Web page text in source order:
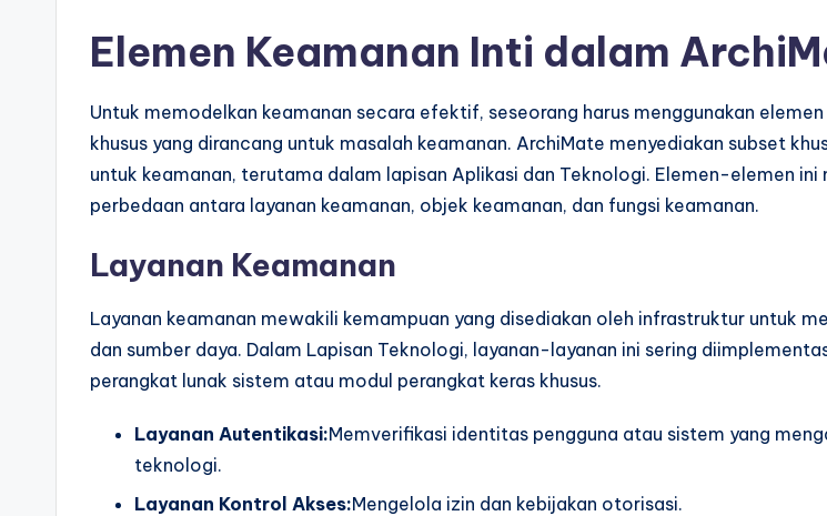
Elemen Keamanan Inti dalam
Untuk memodelkan keamanan secara efektif, seseorang harus menggunakan
khusus yang dirancang untuk masalah keamanan. ArchiMate menyediakan subset
untuk keamanan, terutama dalam lapisan Aplikasi dan Teknologi. Elemen-elemen ini
perbedaan antara layanan keamanan, objek keamanan, dan fungsi keamanan.
Layanan Keamanan
Layanan keamanan mewakili kemampuan yang disediakan oleh infrastruktur untuk
dan sumber daya. Dalam Lapisan Teknologi, layanan-layanan ini sering
perangkat lunak sistem atau modul perangkat keras khusus.
Layanan Autentikasi:Memverifikasi identitas pengguna atau sistem yang
teknologi.
Layanan Kontrol Akses:Mengelola izin dan kebijakan otorisasi.